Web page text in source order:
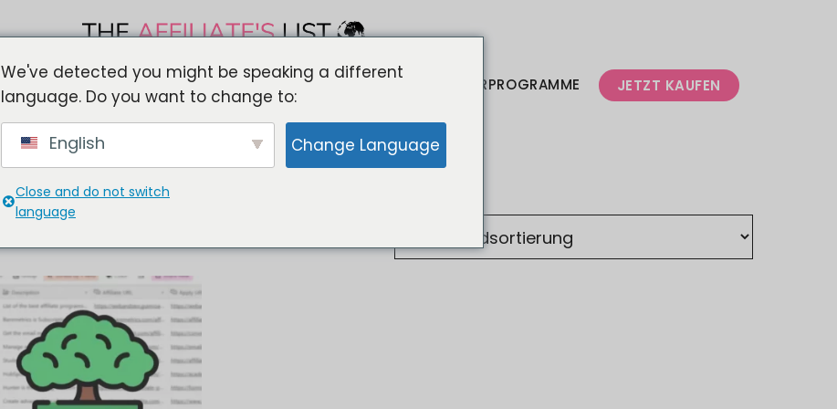
PARTNERPROGRAMM PARTNER WERDEN BESTE PARTNERPROGRAMME JETZT KAUFEN
We've detected you might be speaking a different
language. Do you want to change to:
English Change Language
Close and do not switch
language